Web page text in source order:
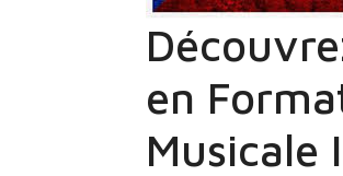
en
Musicale